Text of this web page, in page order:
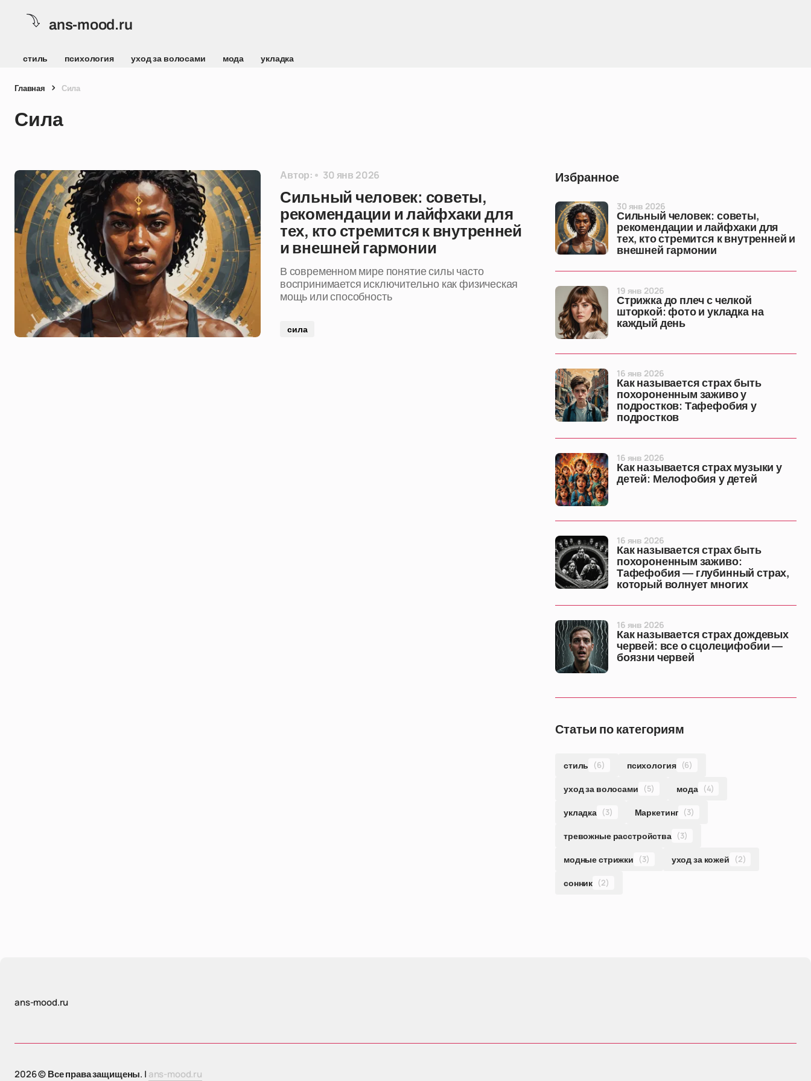
ans-mood.ru
стиль психология уход за волосами мода укладка
Главная Сила
Сила
Автор: 30 янв 2026
Сильный человек: советы,
рекомендации и лайфхаки для
тех, кто стремится к внутренней
и внешней гармонии
В современном мире понятие силы часто
воспринимается исключительно как физическая
мощь или способность
сила
Избранное
Сильный человек: советы,
рекомендации и лайфхаки для
тех, кто стремится к внутренней и
внешней гармонии
30 янв 2026
Стрижка до плеч с челкой
шторкой: фото и укладка на
каждый день
19 янв 2026
Как называется страх быть
похороненным заживо у
подростков: Тафефобия у
подростков
16 янв 2026
Как называется страх музыки у
детей: Мелофобия у детей
16 янв 2026
Как называется страх быть
похороненным заживо:
Тафефобия — глубинный страх,
который волнует многих
16 янв 2026
Как называется страх дождевых
червей: все о сцолецифобии —
боязни червей
16 янв 2026
Статьи по категориям
стиль (6) психология (6)
уход за волосами (5) мода (4)
укладка (3) Маркетинг (3)
тревожные расстройства (3)
модные стрижки (3) уход за кожей (2)
сонник (2)
ans-mood.ru
2026 © Все права защищены. | ans-mood.ru